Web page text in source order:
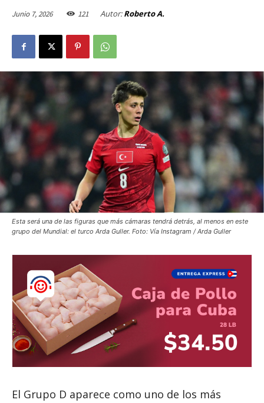
Junio 7, 2026 121 Autor: Roberto A.
Esta será una de las figuras que más cámaras tendrá detrás, al menos en este
grupo del Mundial: el turco Arda Guller. Foto: Vía Instagram / Arda Guller
El Grupo D aparece como uno de los más